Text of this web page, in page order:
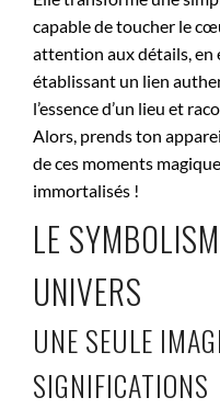
capable de toucher le
attention aux détails, en
établissant un lien
l’essence d’un lieu et
Alors, prends ton
de ces moments
immortalisés !
LE
UNIVERS
UNE SEULE
SIGNIFICATIONS